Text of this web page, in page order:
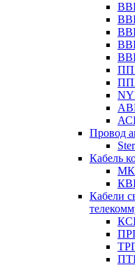
Провод
Кабель
Кабели